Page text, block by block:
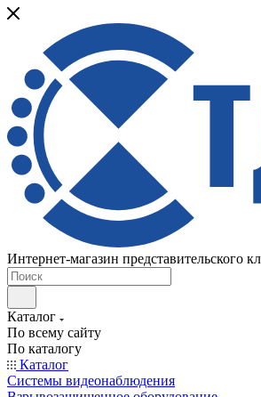
Интернет-магазин представительского
Каталог
По всему сайту
По каталогу
Каталог
Системы видеонаблюдения